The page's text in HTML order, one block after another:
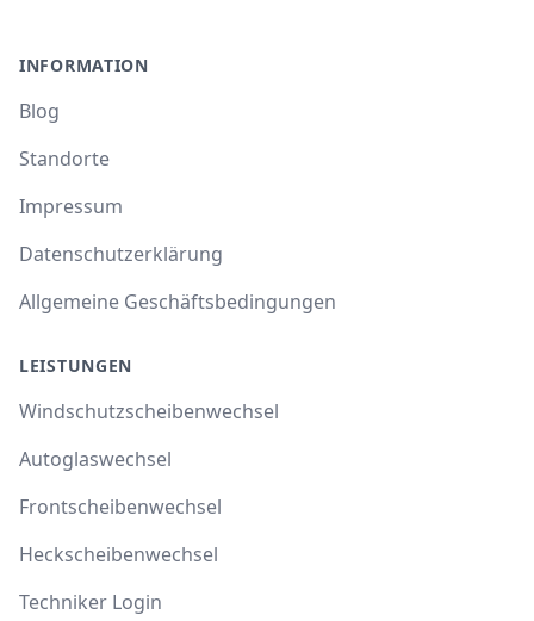
INFORMATION
Blog
Standorte
Impressum
Datenschutzerklärung
Allgemeine Geschäftsbedingungen
LEISTUNGEN
Windschutzscheibenwechsel
Autoglaswechsel
Frontscheibenwechsel
Heckscheibenwechsel
Techniker Login